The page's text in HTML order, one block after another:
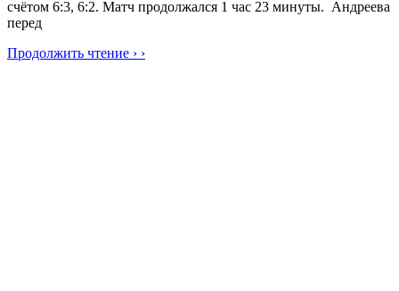
счётом 6:3, 6:2. Матч продолжался 1 час 23 минуты. Андреева
перед
Продолжить чтение › ›